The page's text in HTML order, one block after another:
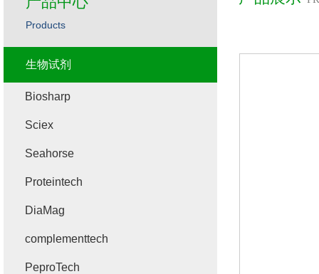
Products
生物试剂
Biosharp
Sciex
Seahorse
Proteintech
DiaMag
complementtech
PeproTech